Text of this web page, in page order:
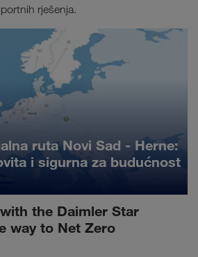
rješenja.
ruta Novi Sad - Herne:
i sigurna za budućnost
the Daimler Star
way to Net Zero